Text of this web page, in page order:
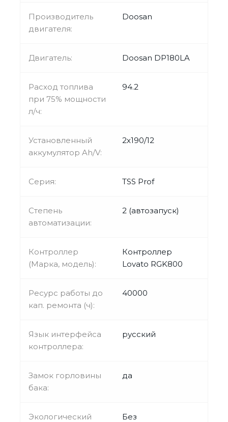
Производитель
двигателя:
Doosan
Двигатель: Doosan DP180LA
Расход топлива
при 75% мощности
л/ч:
94.2
Установленный
аккумулятор Ah/V:
2х190/12
Серия: TSS Prof
Степень
автоматизации:
2 (автозапуск)
Контроллер
(Марка, модель):
Контроллер
Lovato RGK800
Ресурс работы до
кап. ремонта (ч):
40000
Язык интерфейса
контроллера:
русский
Замок горловины
бака:
да
Экологический
Без